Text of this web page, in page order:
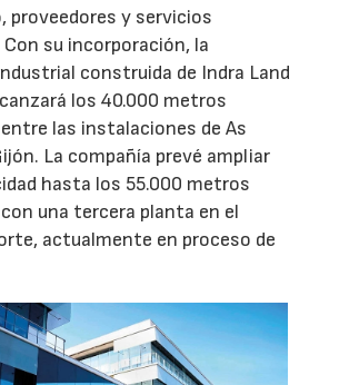
proveedores y servicios
su incorporación, la
construida de Indra Land
los 40.000 metros
las instalaciones de As
La compañía prevé ampliar
hasta los 55.000 metros
una tercera planta en el
actualmente en proceso de